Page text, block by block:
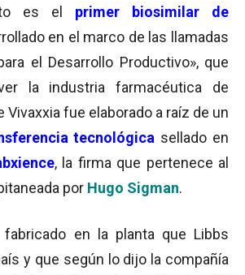
es el primer biosimilar de
en el marco de las llamadas
el Desarrollo Productivo», que
la industria farmacéutica de
Vivaxxia fue elaborado a raíz de un
tecnológica sellado en
, la firma que pertenece al
por Hugo Sigman.
en la planta que Libbs
y que según lo dijo la compañía